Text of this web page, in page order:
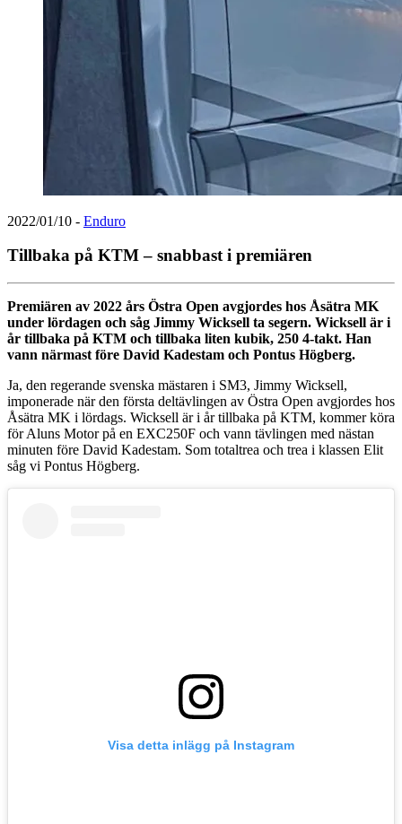
2022/01/10 - Enduro
Tillbaka på KTM – snabbast i premiären
Premiären av 2022 års Östra Open avgjordes hos Åsätra MK
under lördagen och såg Jimmy Wicksell ta segern. Wicksell är i
år tillbaka på KTM och tillbaka liten kubik, 250 4-takt. Han
vann närmast före David Kadestam och Pontus Högberg.
Ja, den regerande svenska mästaren i SM3, Jimmy Wicksell,
imponerade när den första deltävlingen av Östra Open avgjordes hos
Åsätra MK i lördags. Wicksell är i år tillbaka på KTM, kommer köra
för Aluns Motor på en EXC250F och vann tävlingen med nästan
minuten före David Kadestam. Som totaltrea och trea i klassen Elit
såg vi Pontus Högberg.
Visa detta inlägg på Instagram